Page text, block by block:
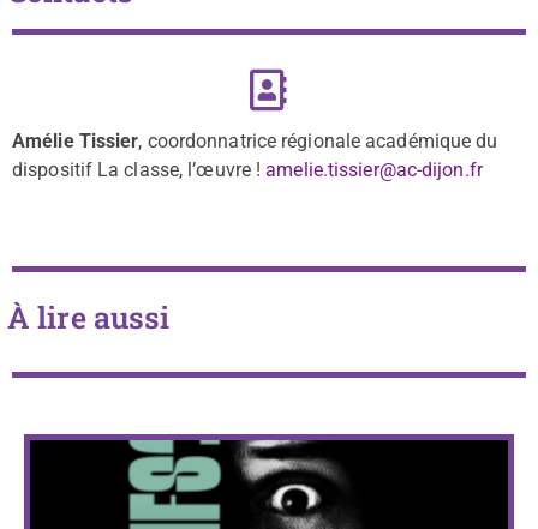
Amélie Tissier, coordonnatrice régionale académique du
dispositif La classe, l’œuvre !amelie.tissier@ac-dijon.fr
À lire aussi